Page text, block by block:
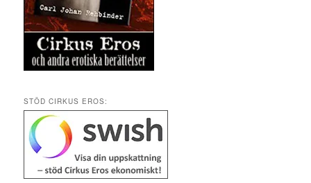
STÖD CIRKUS EROS: